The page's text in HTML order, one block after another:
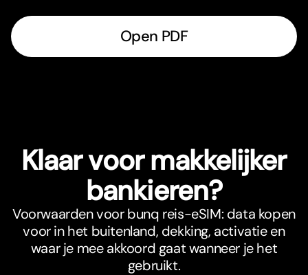
Open PDF
Klaar voor makkelijker
bankieren?
Voorwaarden voor bunq reis-eSIM: data kopen
voor in het buitenland, dekking, activatie en
waar je mee akkoord gaat wanneer je het
gebruikt.